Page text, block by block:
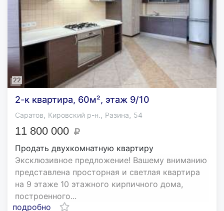
22
2-к квартира, 60м², этаж 9/10
Саратов, Кировский р-н., Разина, 54
11 800 000
Продать двухкомнатную квартиру
Эксклюзивное предложение! Вашему вниманию
представлена просторная и светлая квартира
на 9 этаже 10 этажного кирпичного дома,
построенного...
подробно